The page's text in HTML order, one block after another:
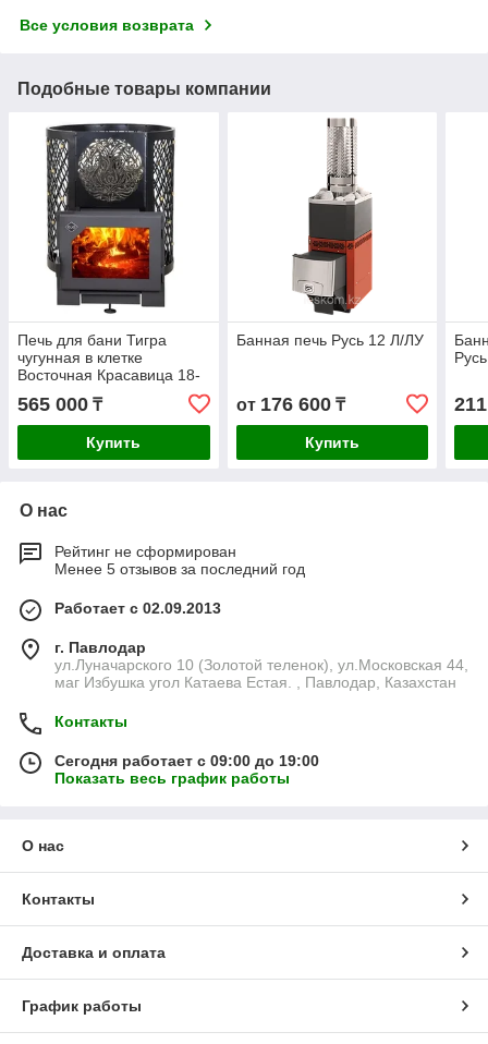
Все условия возврата
Подобные товары компании
Печь для бани Тигра
чугунная в клетке
Восточная Красавица 18-
30 м3 (дверца EVO)
565 000 ₸
Купить
Банная печь Русь 12 Л/ЛУ
от 176 600₸
Купить
О нас
Рейтинг не сформирован
Менее 5 отзывов за последний год
Работает с 02.09.2013
г. Павлодар
ул.Луначарского 10 (Золотой теленок), ул.Московская 44,
маг Избушка угол Катаева Естая. , Павлодар, Казахстан
Контакты
Сегодня работает с 09:00 до 19:00
Показать весь график работы
О нас
Контакты
Доставка и оплата
График работы